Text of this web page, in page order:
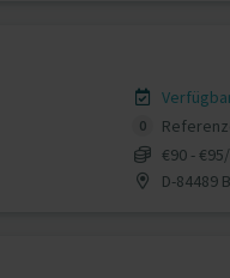
0
€90 -
D-84489